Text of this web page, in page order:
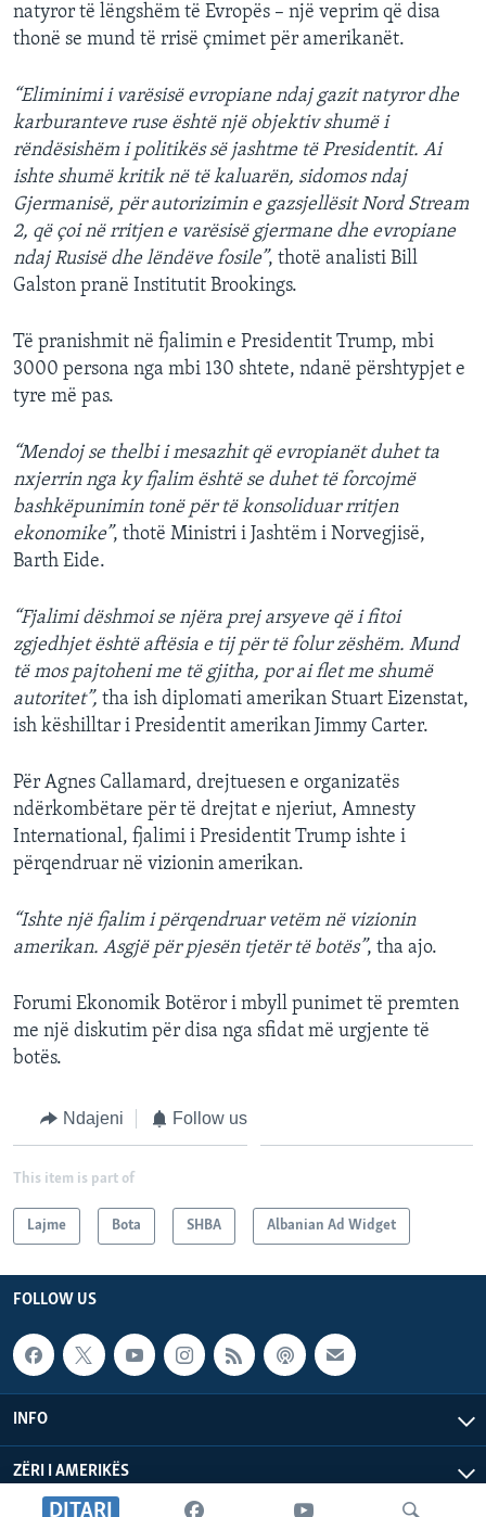
DITARI
natyror të lëngshëm të Evropës – një veprim që disa
thonë se mund të rrisë çmimet për amerikanët.
“Eliminimi i varësisë evropiane ndaj gazit natyror dhe
karburanteve ruse është një objektiv shumë i
rëndësishëm i politikës së jashtme të Presidentit. Ai
ishte shumë kritik në të kaluarën, sidomos ndaj
Gjermanisë, për autorizimin e gazsjellësit Nord Stream
2, që çoi në rritjen e varësisë gjermane dhe evropiane
ndaj Rusisë dhe lëndëve fosile”, thotë analisti Bill
Galston pranë Institutit Brookings.
Të pranishmit në fjalimin e Presidentit Trump, mbi
3000 persona nga mbi 130 shtete, ndanë përshtypjet e
tyre më pas.
“Mendoj se thelbi i mesazhit që evropianët duhet ta
nxjerrin nga ky fjalim është se duhet të forcojmë
bashkëpunimin tonë për të konsoliduar rritjen
ekonomike”, thotë Ministri i Jashtëm i Norvegjisë,
Barth Eide.
“Fjalimi dëshmoi se njëra prej arsyeve që i fitoi
zgjedhjet është aftësia e tij për të folur zëshëm. Mund
të mos pajtoheni me të gjitha, por ai flet me shumë
autoritet”, tha ish diplomati amerikan Stuart Eizenstat,
ish këshilltar i Presidentit amerikan Jimmy Carter.
Për Agnes Callamard, drejtuesen e organizatës
ndërkombëtare për të drejtat e njeriut, Amnesty
International, fjalimi i Presidentit Trump ishte i
përqendruar në vizionin amerikan.
“Ishte një fjalim i përqendruar vetëm në vizionin
amerikan. Asgjë për pjesën tjetër të botës”, tha ajo.
Forumi Ekonomik Botëror i mbyll punimet të premten
me një diskutim për disa nga sfidat më urgjente të
botës.
Ndajeni Follow us
This item is part of
Lajme Bota SHBA Albanian Ad Widget
FOLLOW US
INFO
ZËRI I AMERIKËS